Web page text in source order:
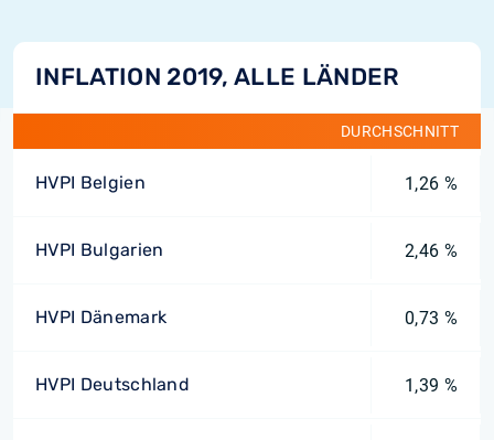
INFLATION 2019, ALLE LÄNDER
DURCHSCHNITT
HVPI Belgien 1,26 %
HVPI Bulgarien 2,46 %
HVPI Dänemark 0,73 %
HVPI Deutschland 1,39 %